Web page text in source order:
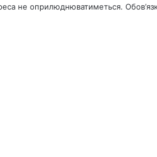
не оприлюднюватиметься.